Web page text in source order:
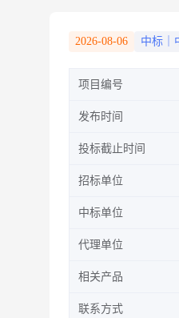
2026-08-06 中标｜
项目编号
发布时间
投标截止时间
招标单位
中标单位
代理单位
相关产品
联系方式